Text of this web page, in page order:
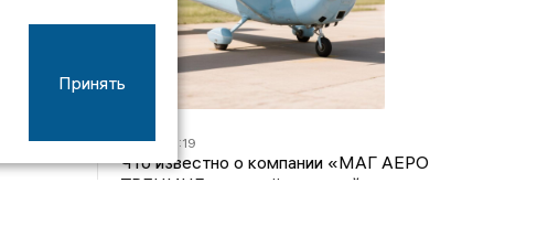
07/08 16:19
Что известно о компании «МАГ АЕРО
ТРЕНИНГ», самолёт которой потерпел крушение
Принять